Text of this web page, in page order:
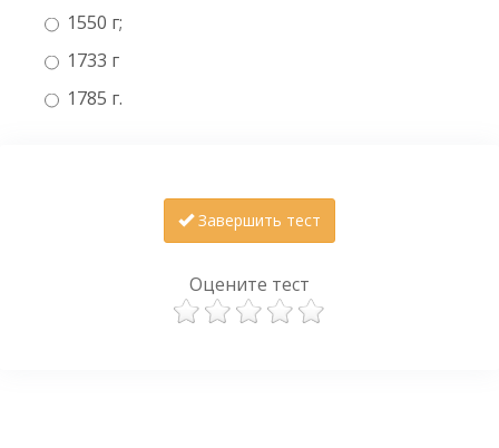
1550 г;
1733 г
1785 г.
Завершить тест
Оцените тест